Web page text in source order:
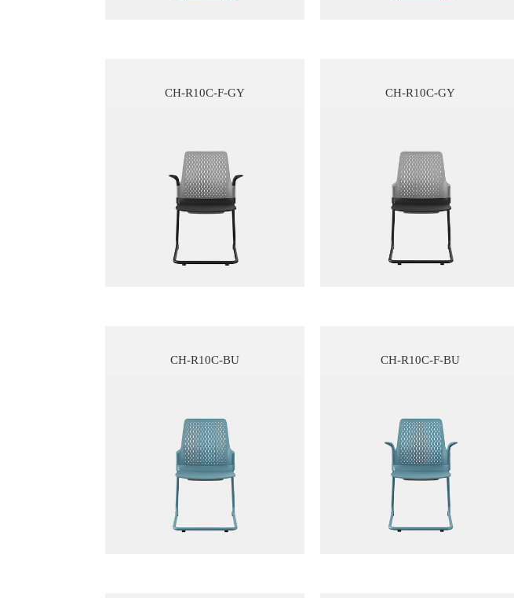
CH-R10C-F-GY CH-R10C-GY
CH-R10C-BU CH-R10C-F-BU